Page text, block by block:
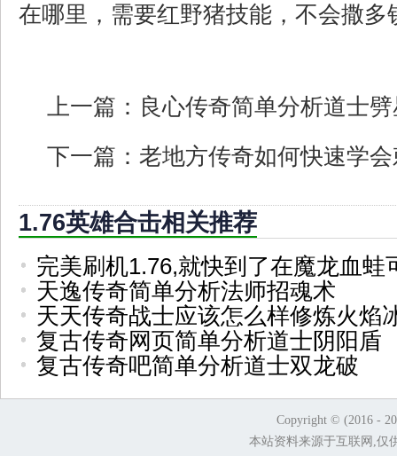
在哪里，需要红野猪技能，不会撒多
上一篇： 良心传奇简单分析道士
下一篇： 老地方传奇如何快速学
1.76英雄合击相关推荐
完美刷机1.76,就快到了在魔龙血蛙
天逸传奇简单分析法师招魂术
天天传奇战士应该怎么样修炼火焰
复古传奇网页简单分析道士阴阳盾
复古传奇吧简单分析道士双龙破
Copyright © (2016 -
本站资料来源于互联网,仅